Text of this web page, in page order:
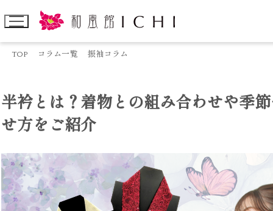
TOP コラム一覧 振袖コラム
半衿とは？着物との組み合わせや季
せ方をご紹介